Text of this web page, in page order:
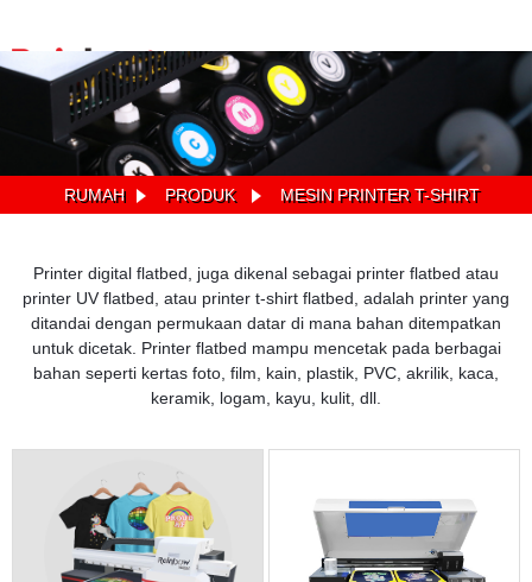
RUMAH PRODUK MESIN PRINTER T-SHIRT
Printer digital flatbed, juga dikenal sebagai printer flatbed atau
printer UV flatbed, atau printer t-shirt flatbed, adalah printer yang
ditandai dengan permukaan datar di mana bahan ditempatkan
untuk dicetak. Printer flatbed mampu mencetak pada berbagai
bahan seperti kertas foto, film, kain, plastik, PVC, akrilik, kaca,
keramik, logam, kayu, kulit, dll.